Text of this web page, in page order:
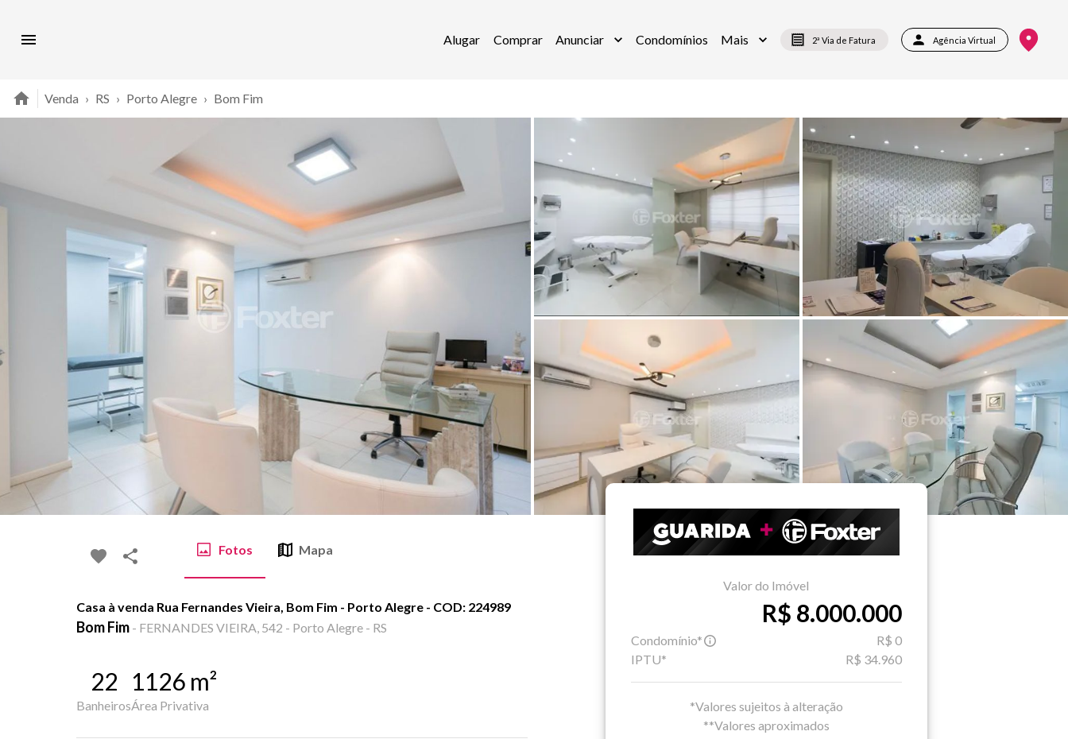
Alugar Comprar Anunciar Condomínios Mais 2ª Via de Fatura Agência Virtual
Venda › RS › Porto Alegre › Bom Fim
Fotos Mapa
Casa à venda Rua Fernandes Vieira, Bom Fim - Porto Alegre - COD: 224989
Bom Fim - FERNANDES VIEIRA, 542 - Porto Alegre - RS
22
Banheiros
1126 m²
Área Privativa
Valor do Imóvel
R$ 8.000.000
Condomínio*
R$ 0
IPTU*
R$ 34.960
*Valores sujeitos à alteração
**Valores aproximados